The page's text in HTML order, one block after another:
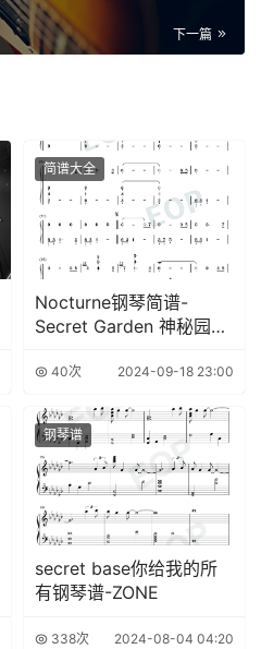
下一篇
简谱大全
Nocturne钢琴简谱-
Secret Garden 神秘园演
40次 2024-09-18 23:00
钢琴谱
secret base你给我的所
有钢琴谱-ZONE
338次 2024-08-04 04:20